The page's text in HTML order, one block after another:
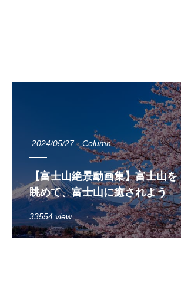
2024/05/27 Column
【富士山絶景動画集】富士山を
眺めて、富士山に癒されよう
33554 view